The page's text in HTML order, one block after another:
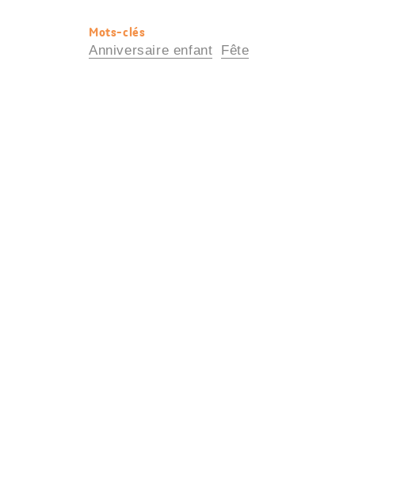
Informations
utiles
Mots-clés
Anniversaire enfant Fête